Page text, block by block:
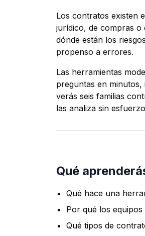
Los contratos existen
jurídico, de compras o
dónde están los
propenso a errores.
Las herramientas
preguntas en
verás seis familias
las analiza sin
Qué
Qué hace una
Por qué los
Qué tipos de